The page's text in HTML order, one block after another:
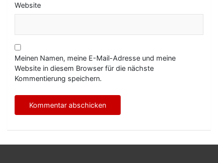
Website
Meinen Namen, meine E-Mail-Adresse und meine
Website in diesem Browser für die nächste
Kommentierung speichern.